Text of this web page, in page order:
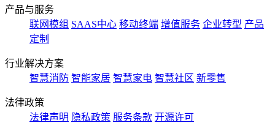
产品与服务
联网模组 SAAS中心 移动终端 增值服务 企业转型 产品
定制
行业解决方案
智慧消防 智能家居 智慧家电 智慧社区 新零售
法律政策
法律声明 隐私政策 服务条款 开源许可